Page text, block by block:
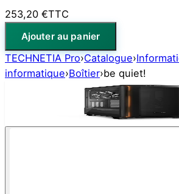
253,20 €TTC
Ajouter au panier
TECHNETIA Pro›Catalogue›
informatique›Boîtier›be quiet!